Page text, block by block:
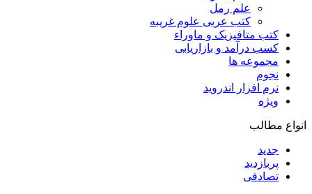
علم رمل
کتب عربی علوم غریبه
کتب متافیزیک و ماوراء
کسب درآمد و بازاریابی
مجموعه ها
نجوم
نرم افزار اندروید
ویژه
انواع مطالب
جدید
پربازدید
تصادفی